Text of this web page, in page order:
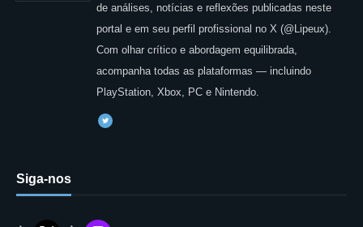
de análises, notícias e reflexões publicadas neste
portal e em seu perfil profissional no X (@Lipeux).
Com olhar crítico e abordagem equilibrada,
acompanha todas as plataformas — incluindo
PlayStation, Xbox, PC e Nintendo.
Siga-nos